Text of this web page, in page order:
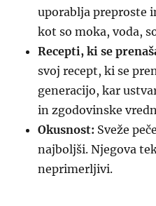
uporablja preproste
kot so moka, voda,
Recepti, ki se
svoj recept, ki se
generacijo, kar
in zgodovinske
Okusnost: Sveže
najboljši. Njegova
neprimerljivi.